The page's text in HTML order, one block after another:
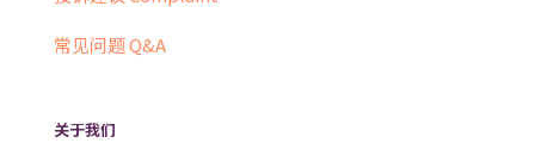
常见问题 Q&A
关于我们